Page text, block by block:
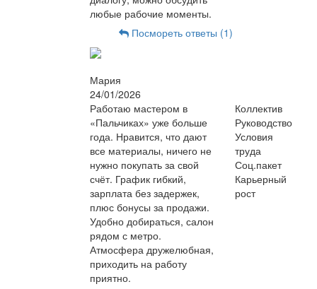
любые рабочие моменты.
Посмореть ответы (1)
Мария
24/01/2026
Работаю мастером в
«Пальчиках» уже больше
года. Нравится, что дают
все материалы, ничего не
нужно покупать за свой
счёт. График гибкий,
зарплата без задержек,
плюс бонусы за продажи.
Удобно добираться, салон
рядом с метро.
Атмосфера дружелюбная,
приходить на работу
приятно.
Коллектив
Руководство
Условия
труда
Соц.пакет
Карьерный
рост